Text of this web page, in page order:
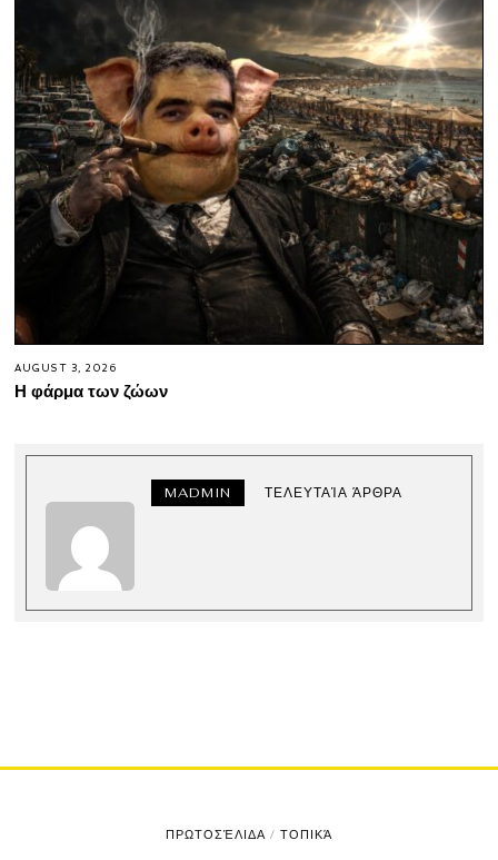
AUGUST 3, 2026
Η φάρμα των ζώων
MADMIN ΤΕΛΕΥΤΑΊΑ ΆΡΘΡΑ
ΠΡΩΤΟΣΈΛΙΔΑ / ΤΟΠΙΚΆ